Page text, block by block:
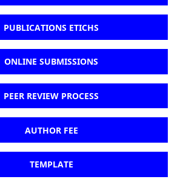
PUBLICATIONS ETICHS
ONLINE SUBMISSIONS
PEER REVIEW PROCESS
AUTHOR FEE
TEMPLATE